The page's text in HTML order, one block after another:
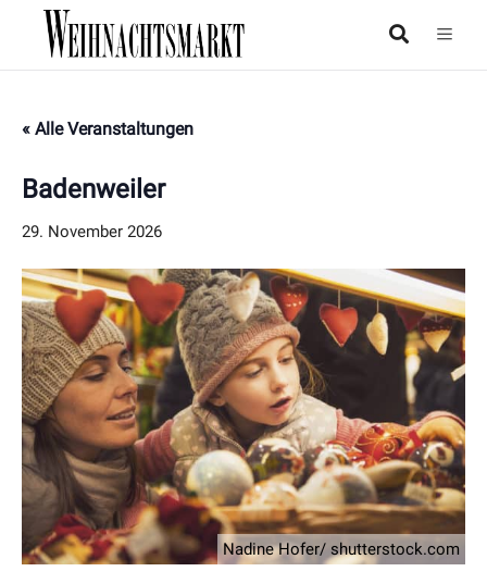
« Alle Veranstaltungen
Badenweiler
29. November 2026
Nadine Hofer/ shutterstock.com